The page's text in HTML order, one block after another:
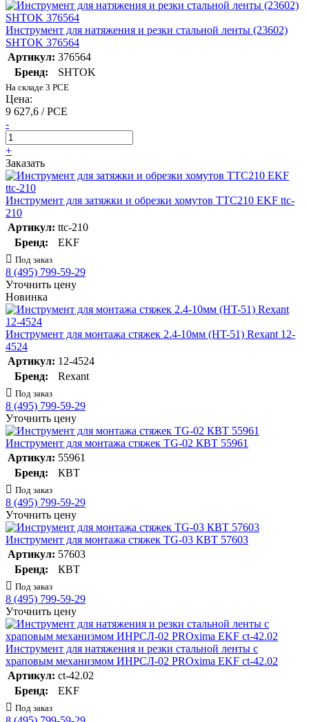
Инструмент для натяжения и резки стальной ленты (23602)
SHTOK 376564
Артикул: 376564
Бренд:
SHTOK
На складе 3 PCE
Цена:
9 627,6 / PCE
-
+
Заказать
Инструмент для затяжки и обрезки хомутов TTC210 EKF ttc-
210
Артикул: ttc-210
Бренд:
EKF
Под заказ
8 (495) 799-59-29
Уточнить цену
Новинка
Инструмент для монтажа стяжек 2.4-10мм (HT-51) Rexant 12-
4524
Артикул: 12-4524
Бренд:
Rexant
Под заказ
8 (495) 799-59-29
Уточнить цену
Инструмент для монтажа стяжек TG-02 КВТ 55961
Артикул: 55961
Бренд:
КВТ
Под заказ
8 (495) 799-59-29
Уточнить цену
Инструмент для монтажа стяжек TG-03 КВТ 57603
Артикул: 57603
Бренд:
КВТ
Под заказ
8 (495) 799-59-29
Уточнить цену
Инструмент для натяжения и резки стальной ленты с
храповым механизмом ИНРСЛ-02 PROxima EKF ct-42.02
Артикул: ct-42.02
Бренд:
EKF
Под заказ